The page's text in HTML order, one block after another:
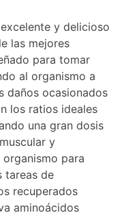
excelente y delicioso
las mejores
para tomar
al organismo a
daños ocasionados
los ratios ideales
una gran dosis
y
para
tareas de
recuperados
aminoácidos